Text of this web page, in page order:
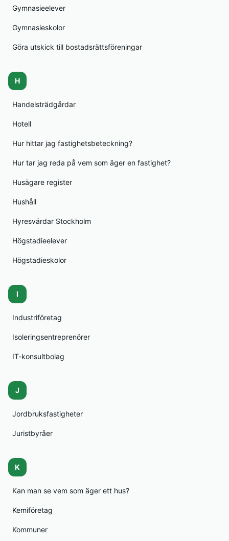
Gymnasieelever
Gymnasieskolor
Göra utskick till bostadsrättsföreningar
H
Handelsträdgårdar
Hotell
Hur hittar jag fastighetsbeteckning?
Hur tar jag reda på vem som äger en fastighet?
Husägare register
Hushåll
Hyresvärdar Stockholm
Högstadieelever
Högstadieskolor
I
Industriföretag
Isoleringsentreprenörer
IT-konsultbolag
J
Jordbruksfastigheter
Juristbyråer
K
Kan man se vem som äger ett hus?
Kemiföretag
Kommuner